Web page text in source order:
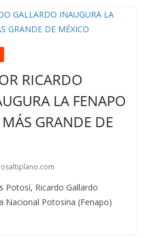
RICARDO
LA FENAPO
GRANDE DE
Potosí, Ricardo Gallardo
Nacional Potosina (Fenapo)